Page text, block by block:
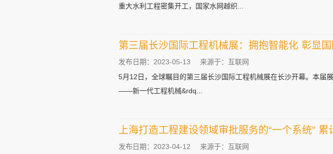
重大水利工程密集开工，国家水网越织...
第三届长沙国际工程机械展：拥抱智能化 彰显
发布日期：2023-05-13
来源于：互联网
5月12日，全球瞩目的第三届长沙国际工程机械展在长沙开幕。本届
——新一代工程机械&rdq...
上海打造工程建设领域审批服务的“一个系统” 累
发布日期：2023-04-12
来源于：互联网